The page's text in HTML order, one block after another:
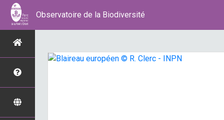
Observatoire de la Biodiversité